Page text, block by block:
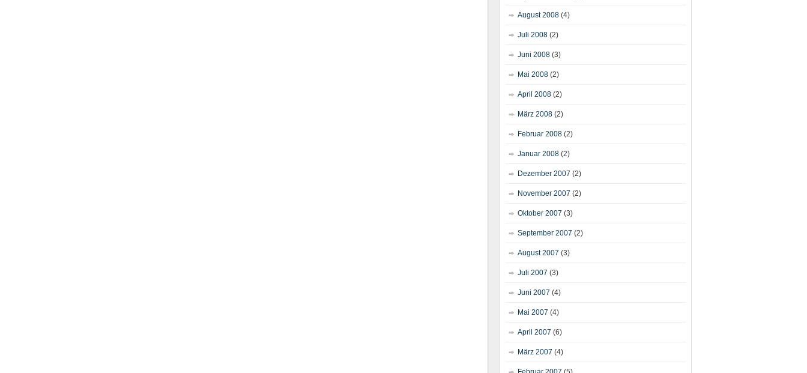
August 2008 (4)
Juli 2008 (2)
Juni 2008 (3)
Mai 2008 (2)
April 2008 (2)
März 2008 (2)
Februar 2008 (2)
Januar 2008 (2)
Dezember 2007 (2)
November 2007 (2)
Oktober 2007 (3)
September 2007 (2)
August 2007 (3)
Juli 2007 (3)
Juni 2007 (4)
Mai 2007 (4)
April 2007 (6)
März 2007 (4)